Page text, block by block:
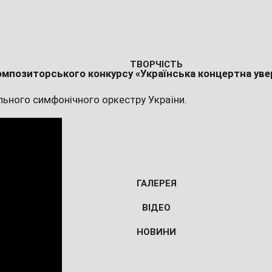
ТВОРЧІСТЬ
ГАЛЕРЕЯ
ВІДЕО
НОВИНИ
конкурсу «Українська концертна
симфонічного оркестру України.